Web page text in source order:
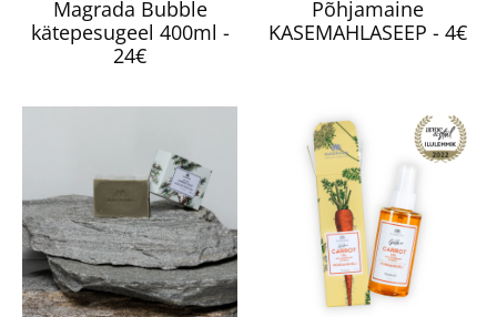
Magrada Bubble
kätepesugeel 400ml -
24€
Põhjamaine
KASEMAHLASEEP - 4€